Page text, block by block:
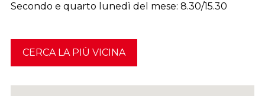
Secondo e quarto lunedì del mese: 8.30/15.30
CERCA LA PIÙ VICINA